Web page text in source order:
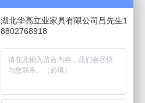
湖北华高立业家具有限公司吕先生1
8802768918